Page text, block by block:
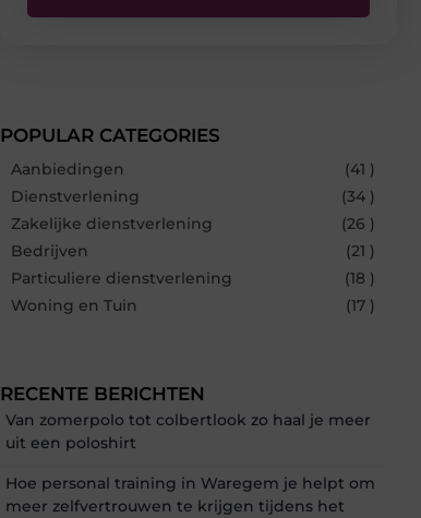
POPULAR CATEGORIES
Aanbiedingen
(41 )
Dienstverlening
(34 )
Zakelijke dienstverlening
(26 )
Bedrijven
(21 )
Particuliere dienstverlening
(18 )
Woning en Tuin
(17 )
RECENTE BERICHTEN
Van zomerpolo tot colbertlook zo haal je meer
uit een poloshirt
Hoe personal training in Waregem je helpt om
meer zelfvertrouwen te krijgen tijdens het